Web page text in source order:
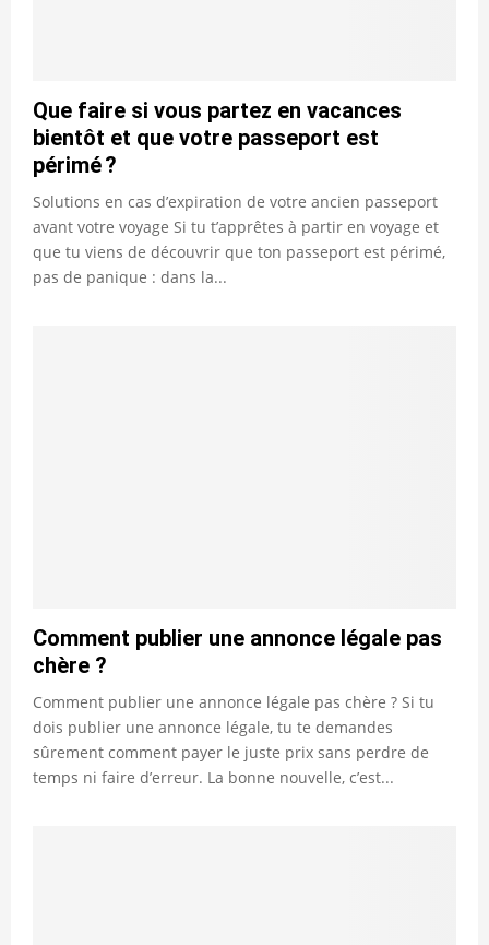
Que faire si vous partez en vacances
bientôt et que votre passeport est
périmé ?
Solutions en cas d’expiration de votre ancien passeport
avant votre voyage Si tu t’apprêtes à partir en voyage et
que tu viens de découvrir que ton passeport est périmé,
pas de panique : dans la...
Comment publier une annonce légale pas
chère ?
Comment publier une annonce légale pas chère ? Si tu
dois publier une annonce légale, tu te demandes
sûrement comment payer le juste prix sans perdre de
temps ni faire d’erreur. La bonne nouvelle, c’est...